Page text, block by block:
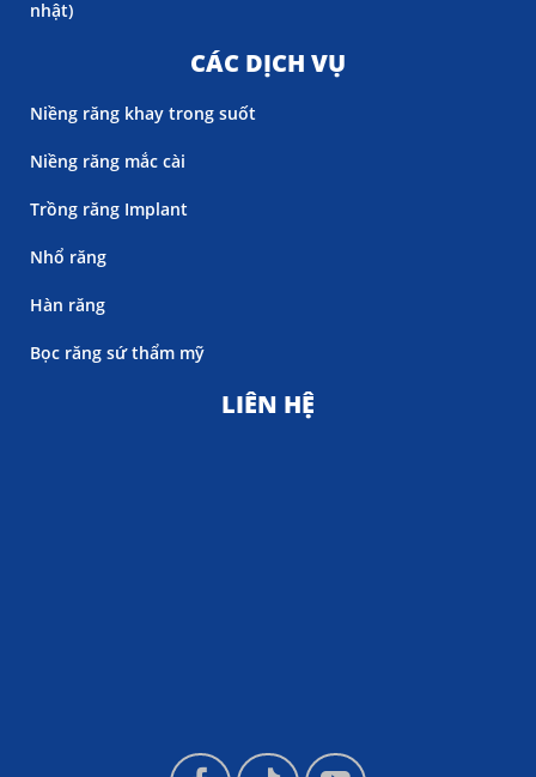
nhật)
CÁC DỊCH VỤ
Niềng răng khay trong suốt
Niềng răng mắc cài
Trồng răng Implant
Nhổ răng
Hàn răng
Bọc răng sứ thẩm mỹ
LIÊN HỆ